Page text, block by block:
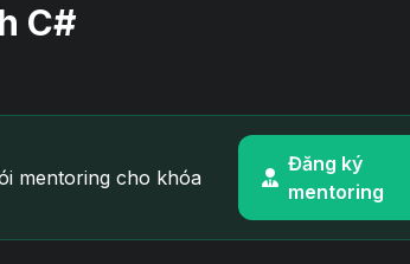
C#
mentoring cho khóa
Đăng ký
mentoring